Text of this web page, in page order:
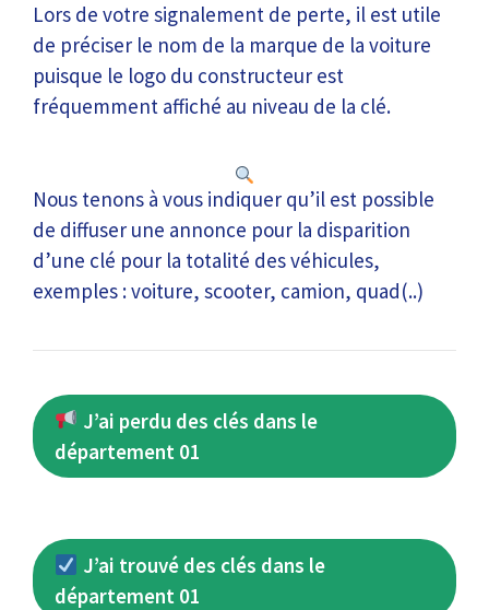
Lors de votre signalement de perte, il est utile
de préciser le nom de la marque de la voiture
puisque le logo du constructeur est
fréquemment affiché au niveau de la clé.
Nous tenons à vous indiquer qu’il est possible
de diffuser une annonce pour la disparition
d’une clé pour la totalité des véhicules,
exemples : voiture, scooter, camion, quad(..)
J’ai perdu des clés dans le
département 01
J’ai trouvé des clés dans le
département 01